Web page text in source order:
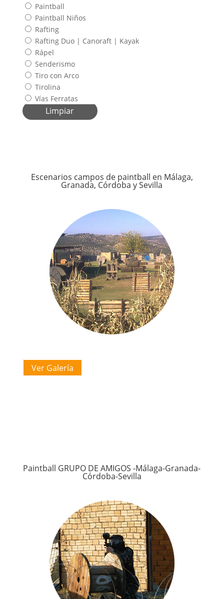
Paintball
Paintball Niños
Rafting
Rafting Duo | Canoraft | Kayak
Rápel
Senderismo
Tiro con Arco
Tirolina
Vías Ferratas
Limpiar
Escenarios campos de paintball en Málaga,
Granada, Córdoba y Sevilla
Ver Galería
Paintball GRUPO DE AMIGOS -Málaga-Granada-
Córdoba-Sevilla